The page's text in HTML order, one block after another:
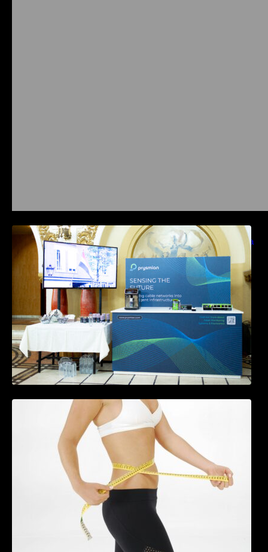
Prysmian aduce la COMM26 tehnologii de
sensing si Digital Energy pentru monitorizarea
in timp real a infrastrucrutilor critice
Tratamentul Wegovy® generează o scădere
în greutate de până la 22,6% la femei în
perioada menopauzei și reduce la jumătate
riscul de migrene